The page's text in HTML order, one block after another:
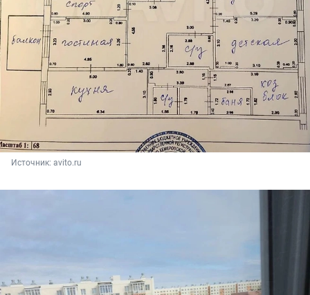
Источник: avito.ru